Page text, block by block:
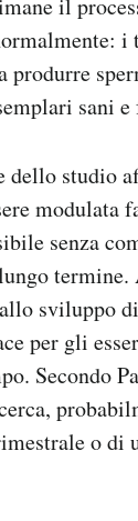
i
produrre
sani
dello studio
modulata
senza
termine.
sviluppo
per gli
Secondo
o di